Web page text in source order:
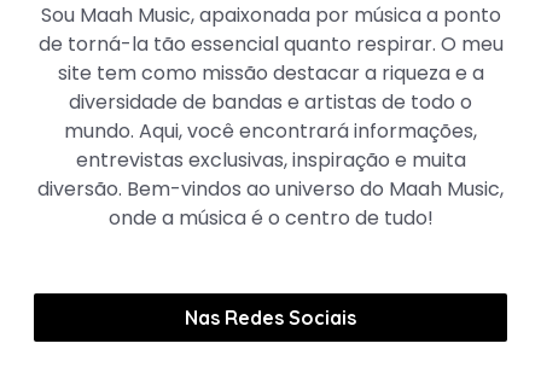
Sou Maah Music, apaixonada por música a ponto
de torná-la tão essencial quanto respirar. O meu
site tem como missão destacar a riqueza e a
diversidade de bandas e artistas de todo o
mundo. Aqui, você encontrará informações,
entrevistas exclusivas, inspiração e muita
diversão. Bem-vindos ao universo do Maah Music,
onde a música é o centro de tudo!
Nas Redes Sociais